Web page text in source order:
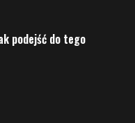
podejść do tego